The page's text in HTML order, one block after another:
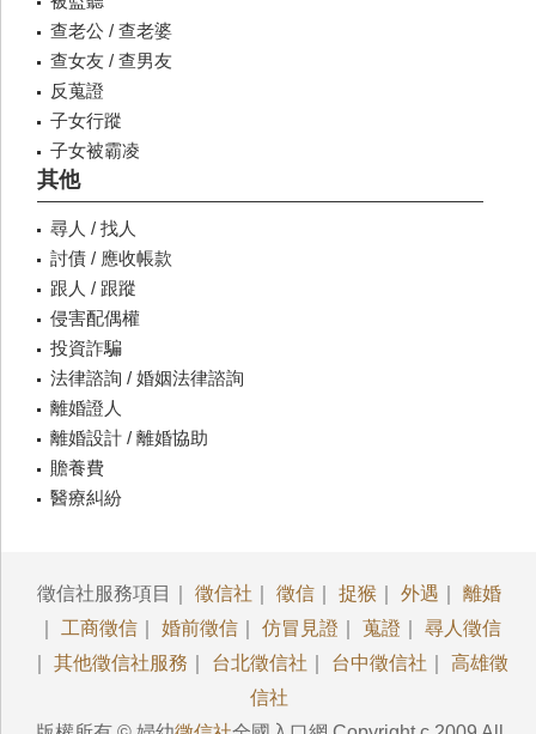
查老公 / 查老婆
查女友 / 查男友
反蒐證
子女行蹤
子女被霸凌
其他
尋人 / 找人
討債 / 應收帳款
跟人 / 跟蹤
侵害配偶權
投資詐騙
法律諮詢 / 婚姻法律諮詢
離婚證人
離婚設計 / 離婚協助
贍養費
醫療糾紛
徵信社服務項目｜ 徵信社 徵信 捉猴 外遇
離婚
工商徵信 婚前徵信 仿冒見證 蒐證
尋人徵信
其他徵信社服務 台北徵信社 台中徵信社
高雄徵
信社